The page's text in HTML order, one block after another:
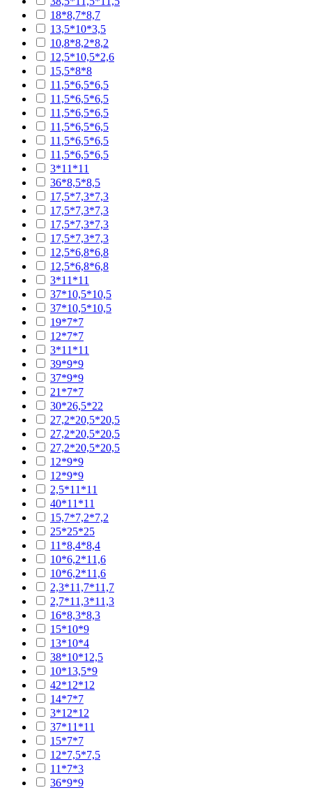
18*8,7*8,7
13,5*10*3,5
10,8*8,2*8,2
12,5*10,5*2,6
15,5*8*8
11,5*6,5*6,5
11,5*6,5*6,5
11,5*6,5*6,5
11,5*6,5*6,5
11,5*6,5*6,5
11,5*6,5*6,5
3*11*11
36*8,5*8,5
17,5*7,3*7,3
17,5*7,3*7,3
17,5*7,3*7,3
17,5*7,3*7,3
12,5*6,8*6,8
12,5*6,8*6,8
3*11*11
37*10,5*10,5
37*10,5*10,5
19*7*7
12*7*7
3*11*11
39*9*9
37*9*9
21*7*7
30*26,5*22
27,2*20,5*20,5
27,2*20,5*20,5
27,2*20,5*20,5
12*9*9
12*9*9
2,5*11*11
40*11*11
15,7*7,2*7,2
25*25*25
11*8,4*8,4
10*6,2*11,6
10*6,2*11,6
2,3*11,7*11,7
2,7*11,3*11,3
16*8,3*8,3
15*10*9
13*10*4
38*10*12,5
10*13,5*9
42*12*12
14*7*7
3*12*12
37*11*11
15*7*7
12*7,5*7,5
11*7*3
36*9*9